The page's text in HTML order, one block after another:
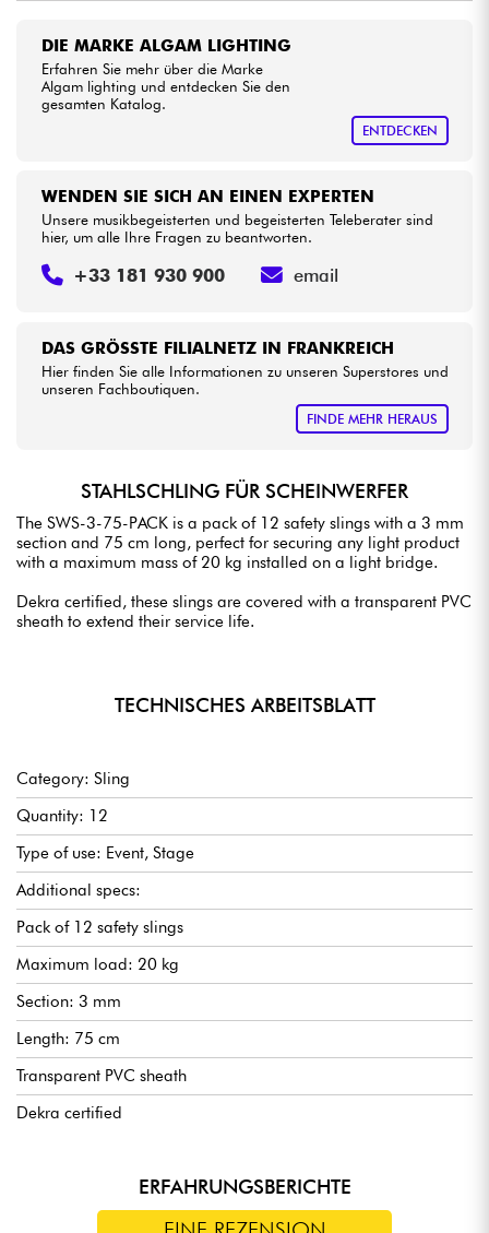
Kabel & Zubehöre
HiFi
Sehen Sie sich unsere Marken an
DIE MARKE ALGAM LIGHTING
Erfahren Sie mehr über die Marke
Algam lighting und entdecken Sie den
gesamten Katalog.
ENTDECKEN
DAS GRÖSSTE FILIALNETZ IN FRANKREICH
Hier finden Sie alle Informationen zu unseren Superstores und
unseren Fachboutiquen.
FINDE MEHR HERAUS
WENDEN SIE SICH AN EINEN EXPERTEN
Unsere musikbegeisterten und begeisterten Teleberater sind
hier, um alle Ihre Fragen zu beantworten.
+33 181 930 900 email
STAHLSCHLING FÜR SCHEINWERFER
The SWS-3-75-PACK is a pack of 12 safety slings with a 3 mm
section and 75 cm long, perfect for securing any light product
with a maximum mass of 20 kg installed on a light bridge.
Dekra certified, these slings are covered with a transparent PVC
sheath to extend their service life.
TECHNISCHES ARBEITSBLATT
Category: Sling
Quantity: 12
Type of use: Event, Stage
Additional specs:
Pack of 12 safety slings
Maximum load: 20 kg
Section: 3 mm
Length: 75 cm
Transparent PVC sheath
Dekra certified
ERFAHRUNGSBERICHTE